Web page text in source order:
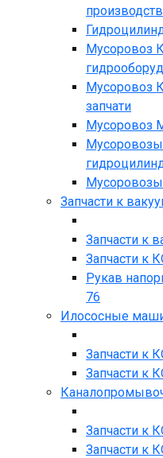
Мусоровоз
Мусоровоз
запчати
Мусоровоз
Мусоровозы
Запчасти к
Запчасти к
Запчасти к
Рукав
76
Илососные
Запчасти к
Запчасти к
Запчасти к
Запчасти к